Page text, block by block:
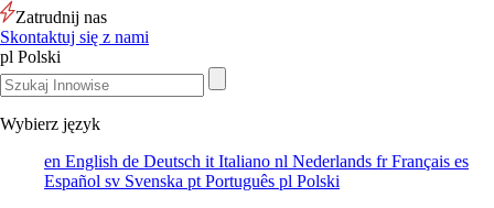
Zatrudnij nas
Skontaktuj się z nami
pl Polski
Wybierz język
en English de Deutsch it Italiano nl Nederlands frFrançais es
Español sv Svenska pt Português pl Polski